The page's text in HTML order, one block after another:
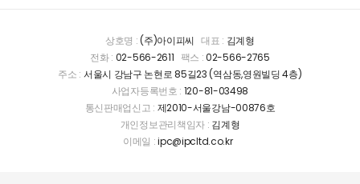
상호명 :(주)아이피씨 대표 : 김계형
전화 : 02-566-2611 팩스 :02-566-2765
주소 : 서울시 강남구 논현로 85길23 (역삼동,영원빌딩 4층)
사업자등록번호 : 120-81-03498
통신판매업신고 : 제2010-서울강남-00876호
개인정보관리책임자 : 김계형
이메일 :ipc@ipcltd.co.kr